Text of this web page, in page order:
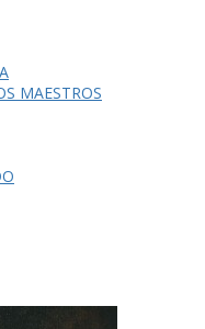
MAESTROS